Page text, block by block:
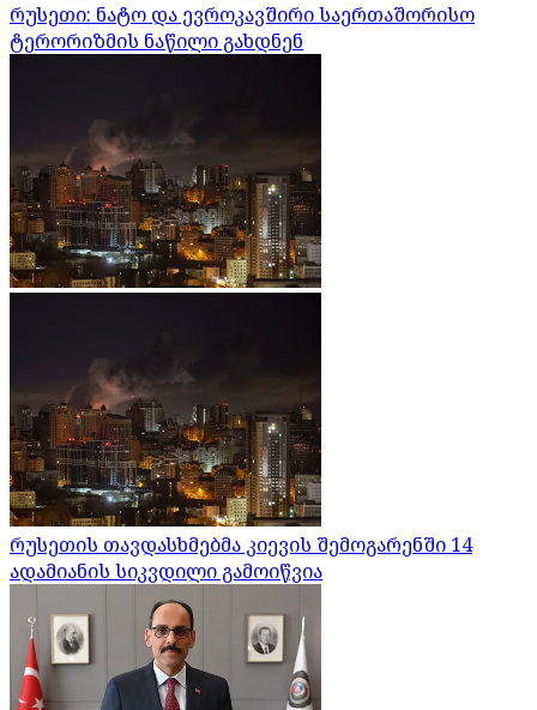
რუსეთი: ნატო და ევროკავშირი საერთაშორისო
ტერორიზმის ნაწილი გახდნენ
რუსეთის თავდასხმებმა კიევის შემოგარენში 14
ადამიანის სიკვდილი გამოიწვია